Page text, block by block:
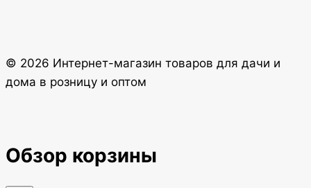
© 2026 Интернет-магазин товаров для дачи и
дома в розницу и оптом
Обзор корзины